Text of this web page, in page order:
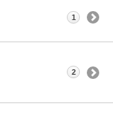
1
2